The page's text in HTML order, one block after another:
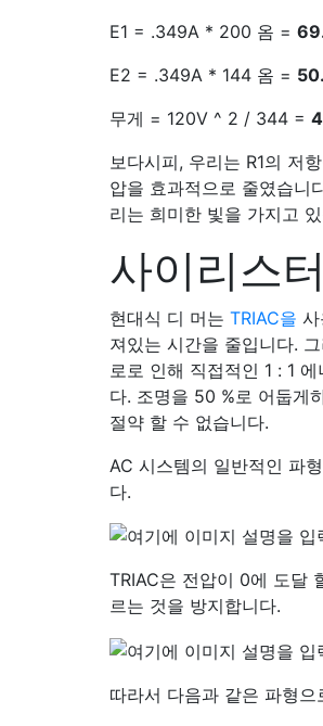
E1 = .349A * 200 옴 =
E2 = .349A * 144 옴 =
무게 = 120V ^ 2 / 344 =
보다시피, 우리는 R1의 저
압을 효과적으로 줄였습니
리는 희미한 빛을 가지고
사이리스
현대식 디 머는 TRIAC을
져있는 시간을 줄입니다.
로로 인해 직접적인 1 : 1
다. 조명을 50 %로 어둡게
절약 할 수 없습니다.
AC 시스템의 일반적인 파
다.
TRIAC은 전압이 0에 도달
르는 것을 방지합니다.
따라서 다음과 같은 파형으